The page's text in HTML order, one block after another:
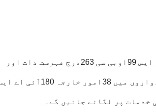
درجہ بندی کے اعتبار سے دیکھیں تو جنرل کوٹے سے 345ای ڈبلو ایس 99اوبی سی 263درج فہرست ذات اور
قبائل سے 72امید وار منتخب ہو کر آئے، ان تمام کامیاب امیدواروں میں 38امور خارجہ